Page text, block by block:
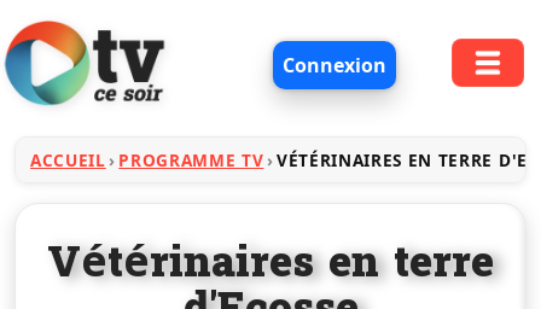
Connexion
ACCUEIL PROGRAMME TV VÉTÉRINAIRES EN TERRE
Vétérinaires en terre